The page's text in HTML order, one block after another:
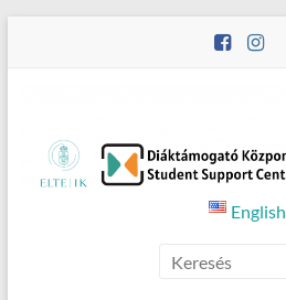
Counselling
English